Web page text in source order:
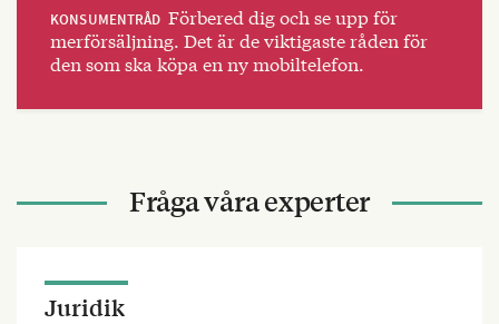
KONSUMENTRÅD Förbered dig och se upp för
merförsäljning. Det är de viktigaste råden för
den som ska köpa en ny mobiltelefon.
Fråga våra experter
Juridik